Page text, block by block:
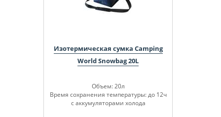
Изотермическая сумка Camping
World Snowbag 20L
Объем: 20л
Время сохранения температуры: до 12ч
с аккумуляторами холода